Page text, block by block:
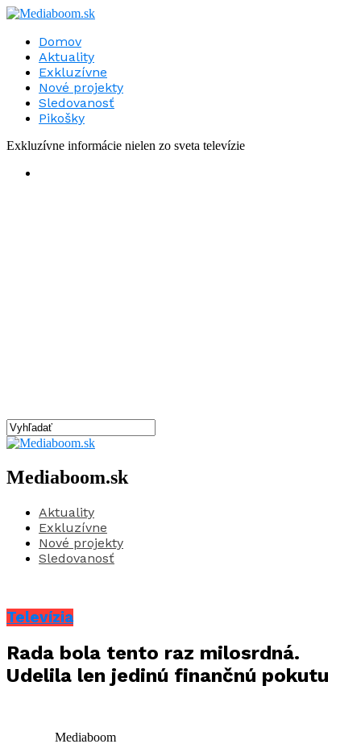
Domov
Aktuality
Exkluzívne
Nové projekty
Sledovanosť
Pikošky
Exkluzívne informácie nielen zo sveta televízie
Mediaboom.sk
Aktuality
Exkluzívne
Nové projekty
Sledovanosť
Televízia
Rada bola tento raz milosrdná.
Udelila len jedinú finančnú pokutu
Mediaboom